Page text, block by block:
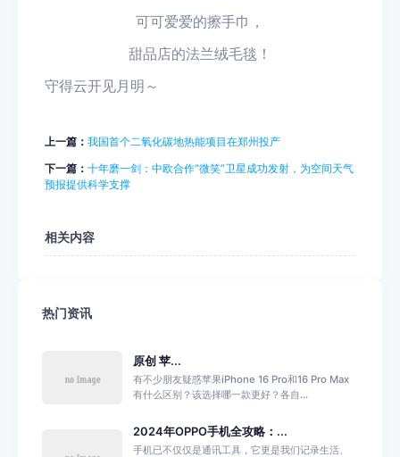
可可爱爱的擦手巾，
甜品店的法兰绒毛毯！
守得云开见月明～
上一篇： 我国首个二氧化碳地热能项目在郑州投产
下一篇： 十年磨一剑：中欧合作“微笑”卫星成功发射，为空间天气
预报提供科学支撑
相关内容
热门资讯
原创 苹...
有不少朋友疑惑苹果iPhone 16 Pro和16 Pro Max
有什么区别？该选择哪一款更好？各自...
2024年OPPO手机全攻略：...
手机已不仅仅是通讯工具，它更是我们记录生活、